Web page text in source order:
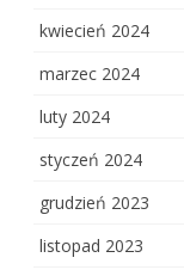
kwiecień 2024
marzec 2024
luty 2024
styczeń 2024
grudzień 2023
listopad 2023